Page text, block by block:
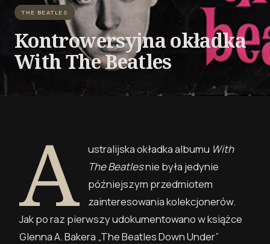
THE BEATLES
Kontrowersyjna okładka
With The Beatles
A ustralijska okładka albumu With
The Beatlesnie była jedynie
późniejszym przedmiotem
zainteresowania kolekcjonerów.
Jak po raz pierwszy udokumentowano w książce
Glenna A. Bakera „The Beatles Down Under”